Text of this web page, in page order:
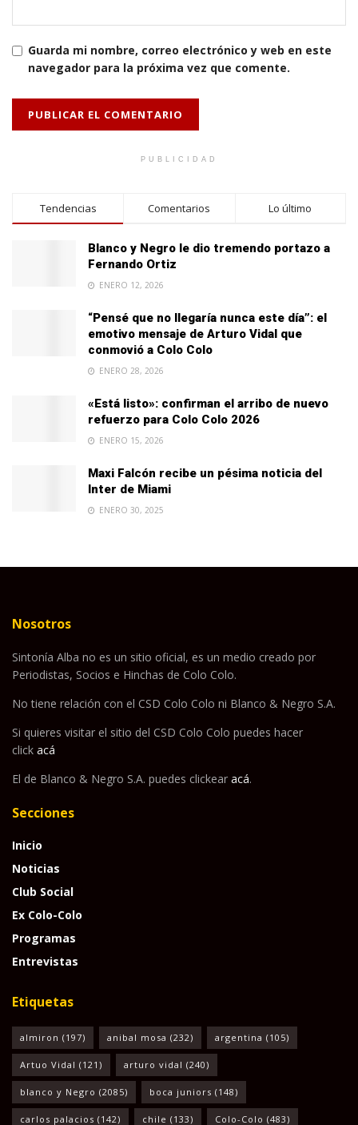
Guarda mi nombre, correo electrónico y web en este
navegador para la próxima vez que comente.
PUBLICIDAD
Tendencias Comentarios Lo último
Blanco y Negro le dio tremendo portazo a
Fernando Ortiz
ENERO 12, 2026
“Pensé que no llegaría nunca este día”: el
emotivo mensaje de Arturo Vidal que
conmovió a Colo Colo
ENERO 28, 2026
«Está listo»: confirman el arribo de nuevo
refuerzo para Colo Colo 2026
ENERO 15, 2026
Maxi Falcón recibe un pésima noticia del
Inter de Miami
ENERO 30, 2025
Nosotros
Sintonía Alba no es un sitio oficial, es un medio creado por
Periodistas, Socios e Hinchas de Colo Colo.
No tiene relación con el CSD Colo Colo ni Blanco & Negro S.A.
Si quieres visitar el sitio del CSD Colo Colo puedes hacer
click acá
El de Blanco & Negro S.A. puedes clickear acá.
Secciones
Inicio
Noticias
Club Social
Ex Colo-Colo
Programas
Entrevistas
Etiquetas
almiron (197) anibal mosa (232) argentina (105)
Artuo Vidal (121) arturo vidal (240)
blanco y Negro (2085) boca juniors (148)
carlos palacios (142) chile (133) Colo-Colo (483)